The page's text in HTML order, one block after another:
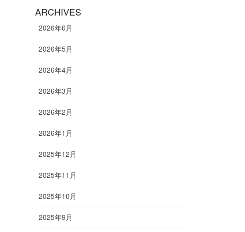
ARCHIVES
2026年6月
2026年5月
2026年4月
2026年3月
2026年2月
2026年1月
2025年12月
2025年11月
2025年10月
2025年9月